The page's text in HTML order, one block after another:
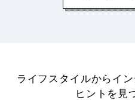
ライフスタイルからイ
ヒントを見